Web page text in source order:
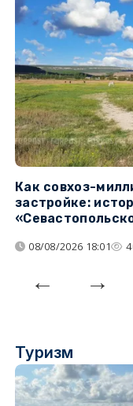
Как совхоз-
застройке:
08/08/2026 18:01
Туризм